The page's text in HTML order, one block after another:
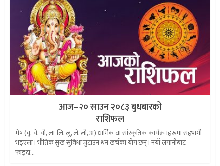
आज–२० साउन २०८३ बुधबारको
राशिफल
मेष (चु, चे, चो, ला, लि, लु, ले, लो, अ) धार्मिक वा सांस्कृतिक कार्यक्रमहरूमा सहभागी
भइएला। भौतिक सुख सुविधा जुटाउन धन खर्चका योग छन्। नयाँ लगानीबाट
फाइदा...